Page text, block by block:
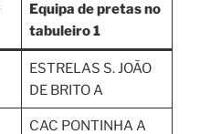
Equipa de pretas no
tabuleiro 1
ESTRELAS S. JOÃO
DE BRITO A
CAC PONTINHA A